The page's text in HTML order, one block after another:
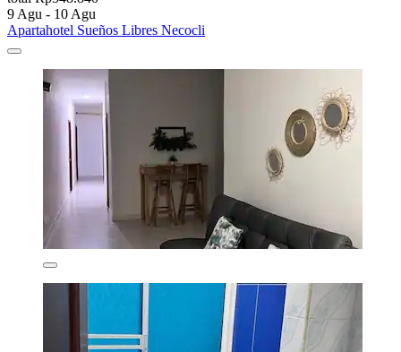
9 Agu - 10 Agu
Apartahotel Sueños Libres Necocli